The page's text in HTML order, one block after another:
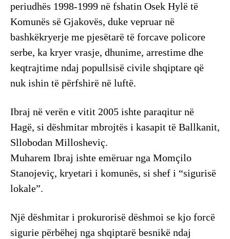
periudhës 1998-1999 në fshatin Osek Hylë të
Komunës së Gjakovës, duke vepruar në
bashkëkryerje me pjesëtarë të forcave policore
serbe, ka kryer vrasje, dhunime, arrestime dhe
keqtrajtime ndaj popullsisë civile shqiptare që
nuk ishin të përfshirë në luftë.
Ibraj në verën e vitit 2005 ishte paraqitur në
Hagë, si dëshmitar mbrojtës i kasapit të Ballkanit,
Sllobodan Millosheviç.
Muharem Ibraj ishte emëruar nga Momçilo
Stanojeviç, kryetari i komunës, si shef i “sigurisë
lokale”.
Një dëshmitar i prokurorisë dëshmoi se kjo forcë
sigurie përbëhej nga shqiptarë besnikë ndaj